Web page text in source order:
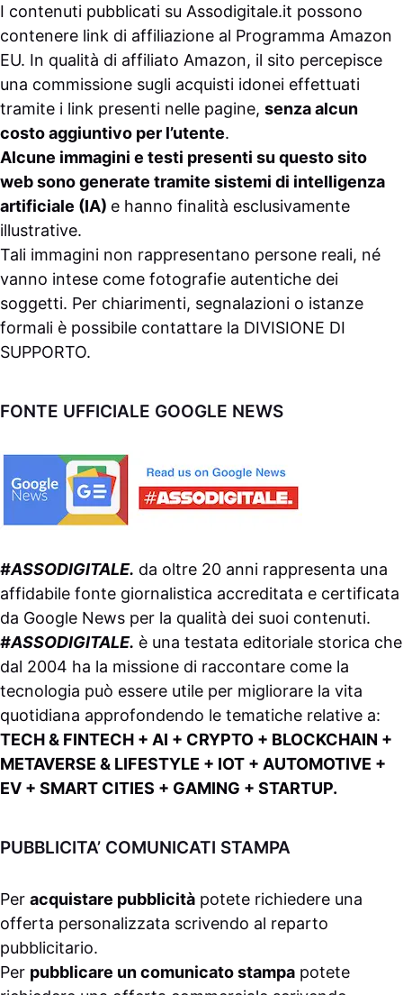
I contenuti pubblicati su Assodigitale.it possono
contenere link di affiliazione al Programma Amazon
EU. In qualità di affiliato Amazon, il sito percepisce
una commissione sugli acquisti idonei effettuati
tramite i link presenti nelle pagine, senza alcun
costo aggiuntivo per l’utente.
Alcune immagini e testi presenti su questo sito
web sono generate tramite sistemi di intelligenza
artificiale (IA) e hanno finalità esclusivamente
illustrative.
Tali immagini non rappresentano persone reali, né
vanno intese come fotografie autentiche dei
soggetti. Per chiarimenti, segnalazioni o istanze
formali è possibile contattare la DIVISIONE DI
SUPPORTO.
FONTE UFFICIALE GOOGLE NEWS
#ASSODIGITALE. da oltre 20 anni rappresenta una
affidabile fonte giornalistica accreditata e certificata
da Google News per la qualità dei suoi contenuti.
#ASSODIGITALE. è una testata editoriale storica che
dal 2004 ha la missione di raccontare come la
tecnologia può essere utile per migliorare la vita
quotidiana approfondendo le tematiche relative a:
TECH & FINTECH + AI + CRYPTO + BLOCKCHAIN +
METAVERSE & LIFESTYLE + IOT + AUTOMOTIVE +
EV + SMART CITIES + GAMING + STARTUP.
PUBBLICITA’ COMUNICATI STAMPA
Per acquistare pubblicità potete richiedere una
offerta personalizzata scrivendo al reparto
pubblicitario.
Per pubblicare un comunicato stampa potete